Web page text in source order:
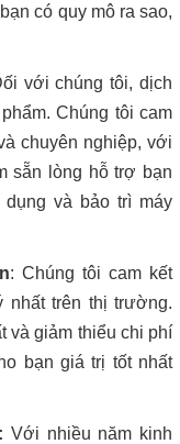
có quy mô ra sao,
với chúng tôi, dịch
Chúng tôi cam
chuyên nghiệp, với
sẵn lòng hỗ trợ bạn
và bảo trì máy
: Chúng tôi cam kết
nhất trên thị trường.
và giảm thiểu chi phí
bạn giá trị tốt nhất
Với nhiều năm kinh